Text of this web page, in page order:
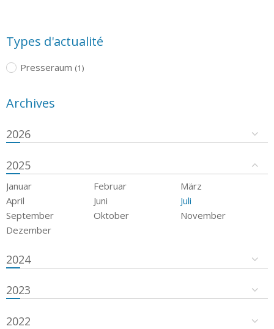
Types d'actualité
Presseraum (1)
Archives
2026
2025
Januar Februar
März
April
Juni
Juli
September
Oktober
November
Dezember
2024
2023
2022